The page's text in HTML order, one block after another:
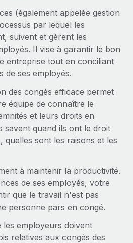
freelances partout dans le monde
complexes liées à l’emploi
flux de travail en toute simplicité
intégrées pour votre équipe
quel outil d’IA à Remote grâce à
avec des outils essentiels
par rapport aux autres
en pleine croissance
avec des solutions RH sur
pour les grandes entreprises
de la tech
de manière flexible
des freelances
disponibles et les vitesses de
internationaux
Connexion
(également appelée gestion
par lequel les
suivent et gèrent les
Il vise à garantir le bon
entreprise tout en conciliant
de ses employés.
des congés efficace permet
équipe de connaître le
et leurs droits en
savent quand ils ont le droit
quelles sont les raisons et les
à maintenir la productivité.
de ses employés, votre
que le travail n'est pas
personne pars en congé.
les employeurs doivent
relatives aux congés des